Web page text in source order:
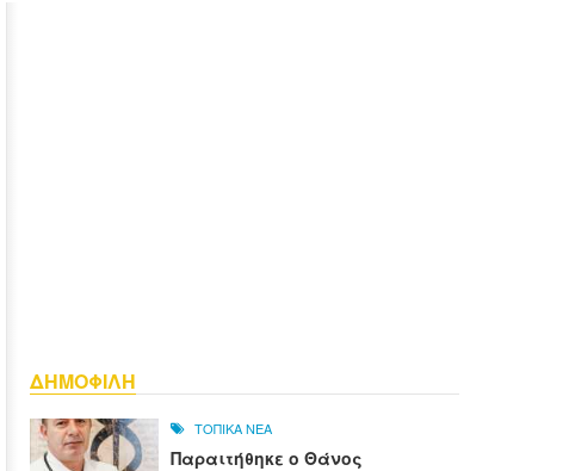
ΔΗΜΟΦΙΛΗ
ΤΟΠΙΚΑ ΝΕΑ
Παραιτήθηκε ο Θάνος